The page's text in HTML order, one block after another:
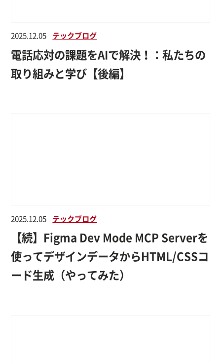
2025.12.05 テックブログ
電話応対の課題をAIで解決！：私たちの
取り組みと学び【後編】
2025.12.05 テックブログ
【続】Figma Dev Mode MCP Serverを
使ってデザインデータからHTML/CSSコ
ード生成（やってみた）